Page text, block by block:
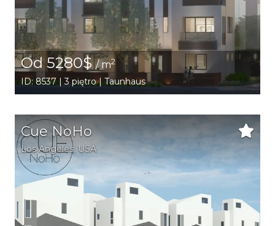
Od 5280$/ m2
ID: 8537 | 3 piętro | Taunhaus
Cue NoHo
Los Angeles, USA